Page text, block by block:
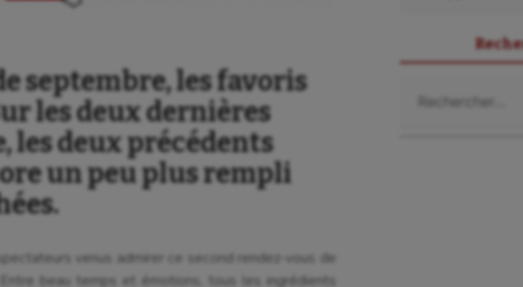
septembre, les favoris
les deux dernières
les deux précédents
un peu plus rempli
venus admirer ce second rendez-vous de
beau temps et émotions, tous les ingrédients